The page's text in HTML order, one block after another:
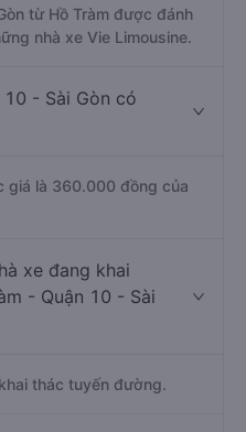
từ Hồ Tràm được đánh
nhà xe Vie Limousine.
10 - Sài Gòn có
giá là 360.000 đồng của
xe đang khai
- Quận 10 - Sài
thác tuyến đường.